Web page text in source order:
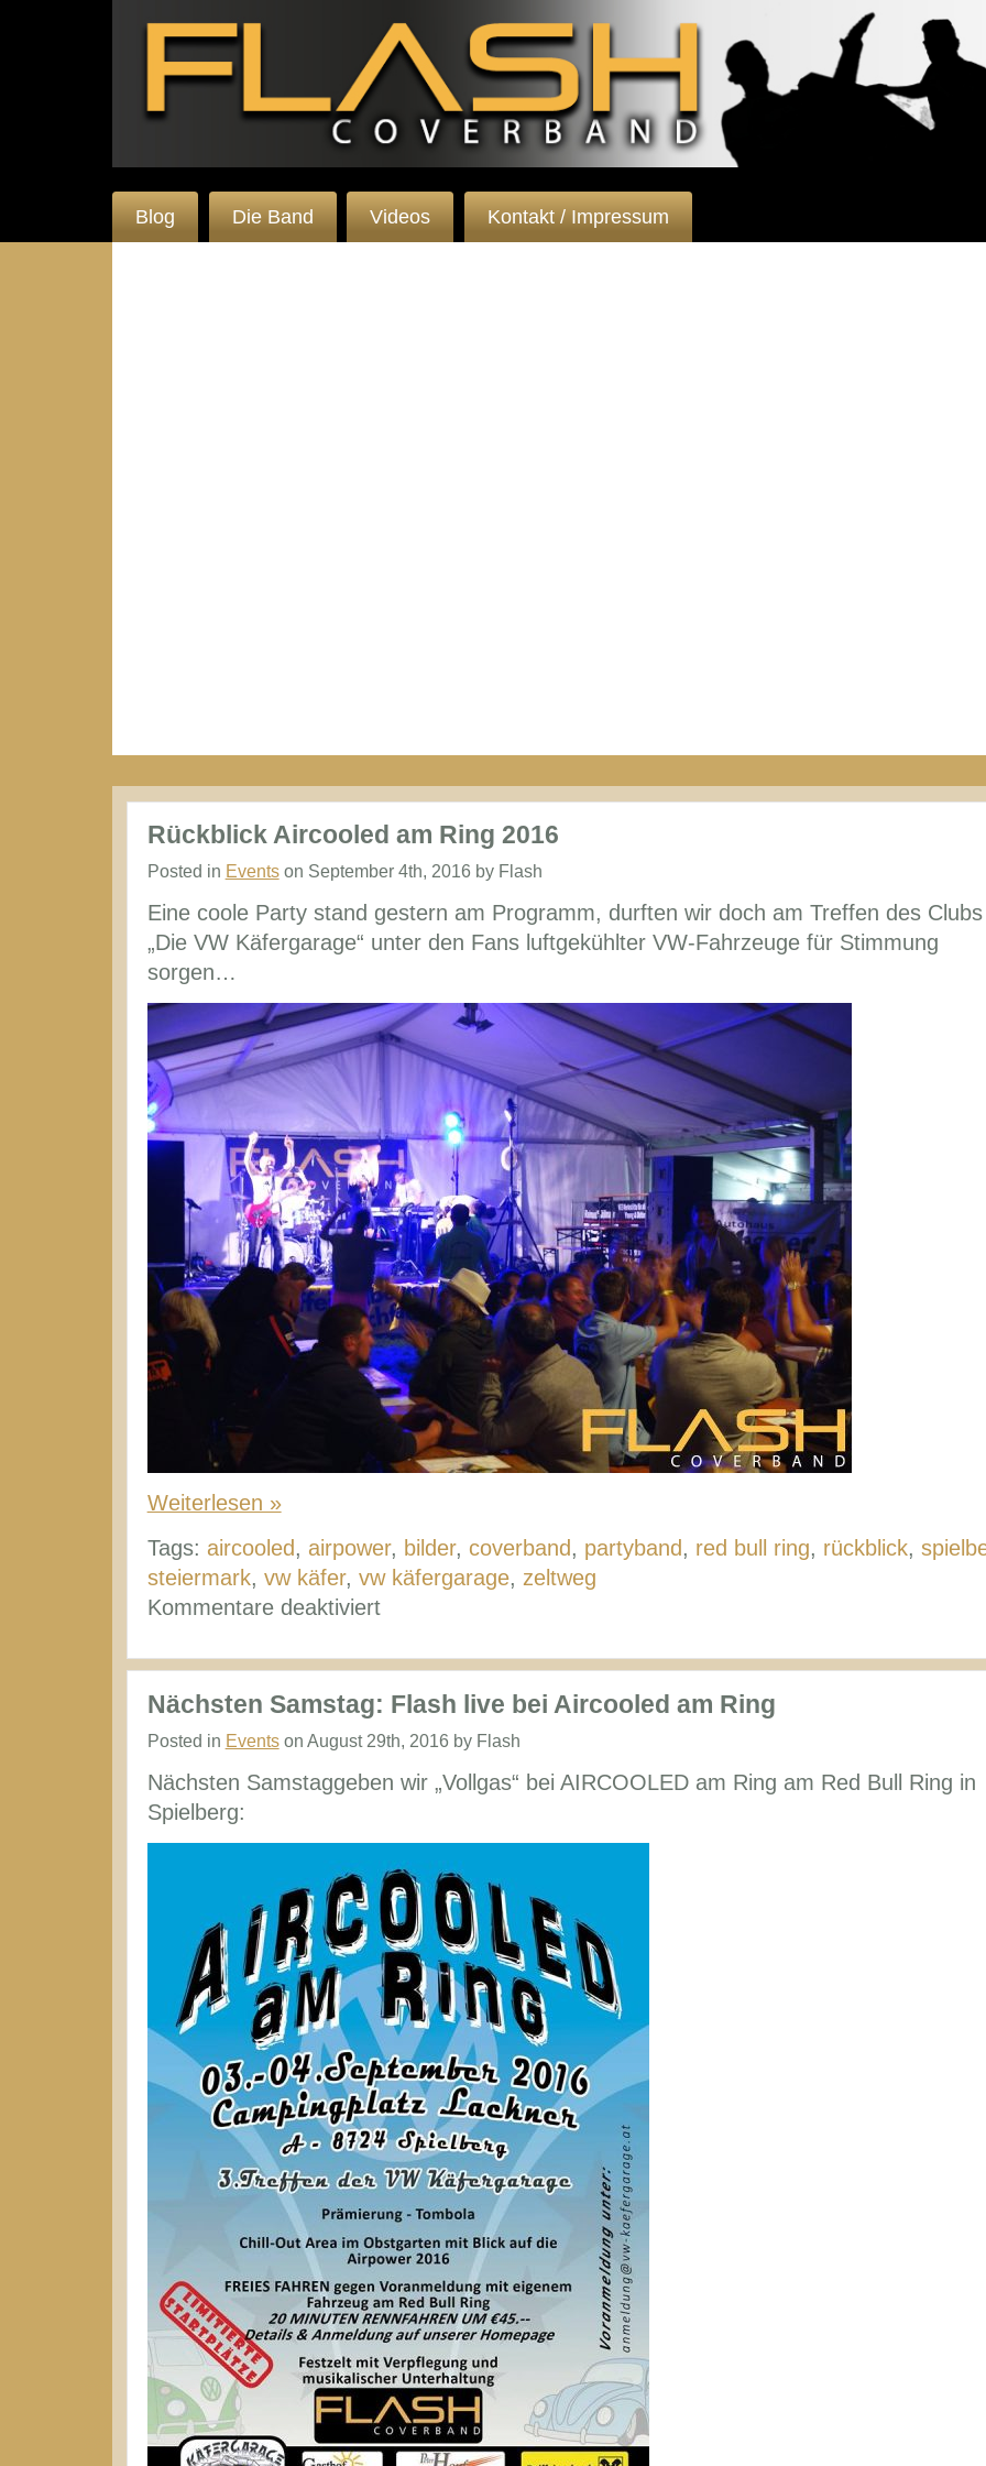
Blog Die Band Videos Kontakt / Impressum
Rückblick Aircooled am Ring 2016
Posted in Eventson September 4th, 2016 by Flash
Eine coole Party stand gestern am Programm, durften wir doch am Treffen des Clubs
„Die VW Käfergarage“ unter den Fans luftgekühlter VW-Fahrzeuge für Stimmung
sorgen…
Weiterlesen »
Tags: aircooled , airpower, bilder, coverband , partyband , red bull ring, rückblick,
steiermark, vw käfer, vw käfergarage, zeltweg
Kommentare deaktiviertfür
Aircooled
am
2016
Nächsten Samstag: Flash live bei Aircooled am Ring
Posted in Eventson August 29th, 2016 by Flash
Nächsten Samstaggeben wir „Vollgas“ bei AIRCOOLED am Ring am Red Bull Ring in
Spielberg: